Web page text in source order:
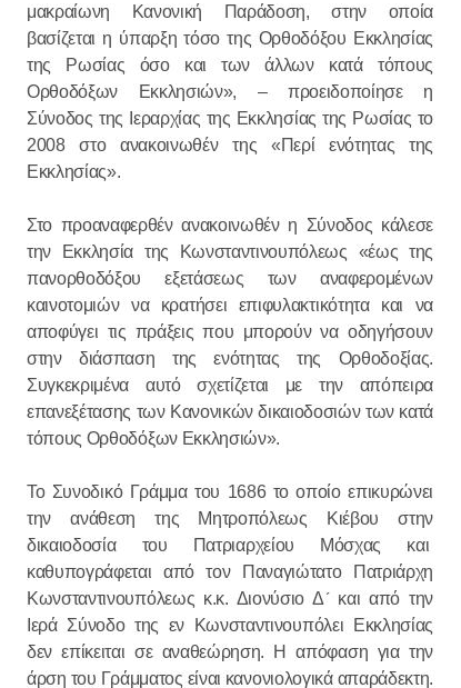
μακραίωνη Κανονική Παράδοση, στην οποία
βασίζεται η ύπαρξη τόσο της Ορθοδόξου Εκκλησίας
της Ρωσίας όσο και των άλλων κατά τόπους
Ορθοδόξων Εκκλησιών», – προειδοποίησε η
Σύνοδος της Ιεραρχίας της Εκκλησίας της Ρωσίας το
2008 στο ανακοινωθέν της «Περί ενότητας της
Εκκλησίας».
Στο προαναφερθέν ανακοινωθέν η Σύνοδος κάλεσε
την Εκκλησία της Κωνσταντινουπόλεως «έως της
πανορθοδόξου εξετάσεως των αναφερομένων
καινοτομιών να κρατήσει επιφυλακτικότητα και να
αποφύγει τις πράξεις που μπορούν να οδηγήσουν
στην διάσπαση της ενότητας της Ορθοδοξίας.
Συγκεκριμένα αυτό σχετίζεται με την απόπειρα
επανεξέτασης των Κανονικών δικαιοδοσιών των κατά
τόπους Ορθοδόξων Εκκλησιών».
Το Συνοδικό Γράμμα του 1686 το οποίο επικυρώνει
την ανάθεση της Μητροπόλεως Κιέβου στην
δικαιοδοσία του Πατριαρχείου Μόσχας και
καθυπογράφεται από τον Παναγιώτατο Πατριάρχη
Κωνσταντινουπόλεως κ.κ. Διονύσιο Δ´ και από την
Ιερά Σύνοδο της εν Κωνσταντινουπόλει Εκκλησίας
δεν επίκειται σε αναθεώρηση. Η απόφαση για την
άρση του Γράμματος είναι κανονιολογικά απαράδεκτη.